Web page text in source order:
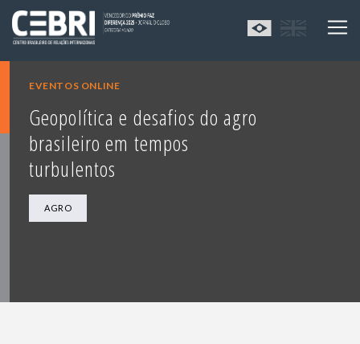
EVENTOS ONLINE
Geopolítica e desafios do agro
brasileiro em tempos
turbulentos
AGRO